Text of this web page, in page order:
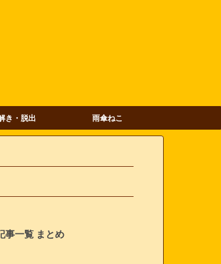
き・脱出 雨傘ねこ
一覧 まとめ